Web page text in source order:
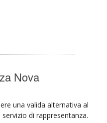
Nova
una valida alternativa al
di rappresentanza.